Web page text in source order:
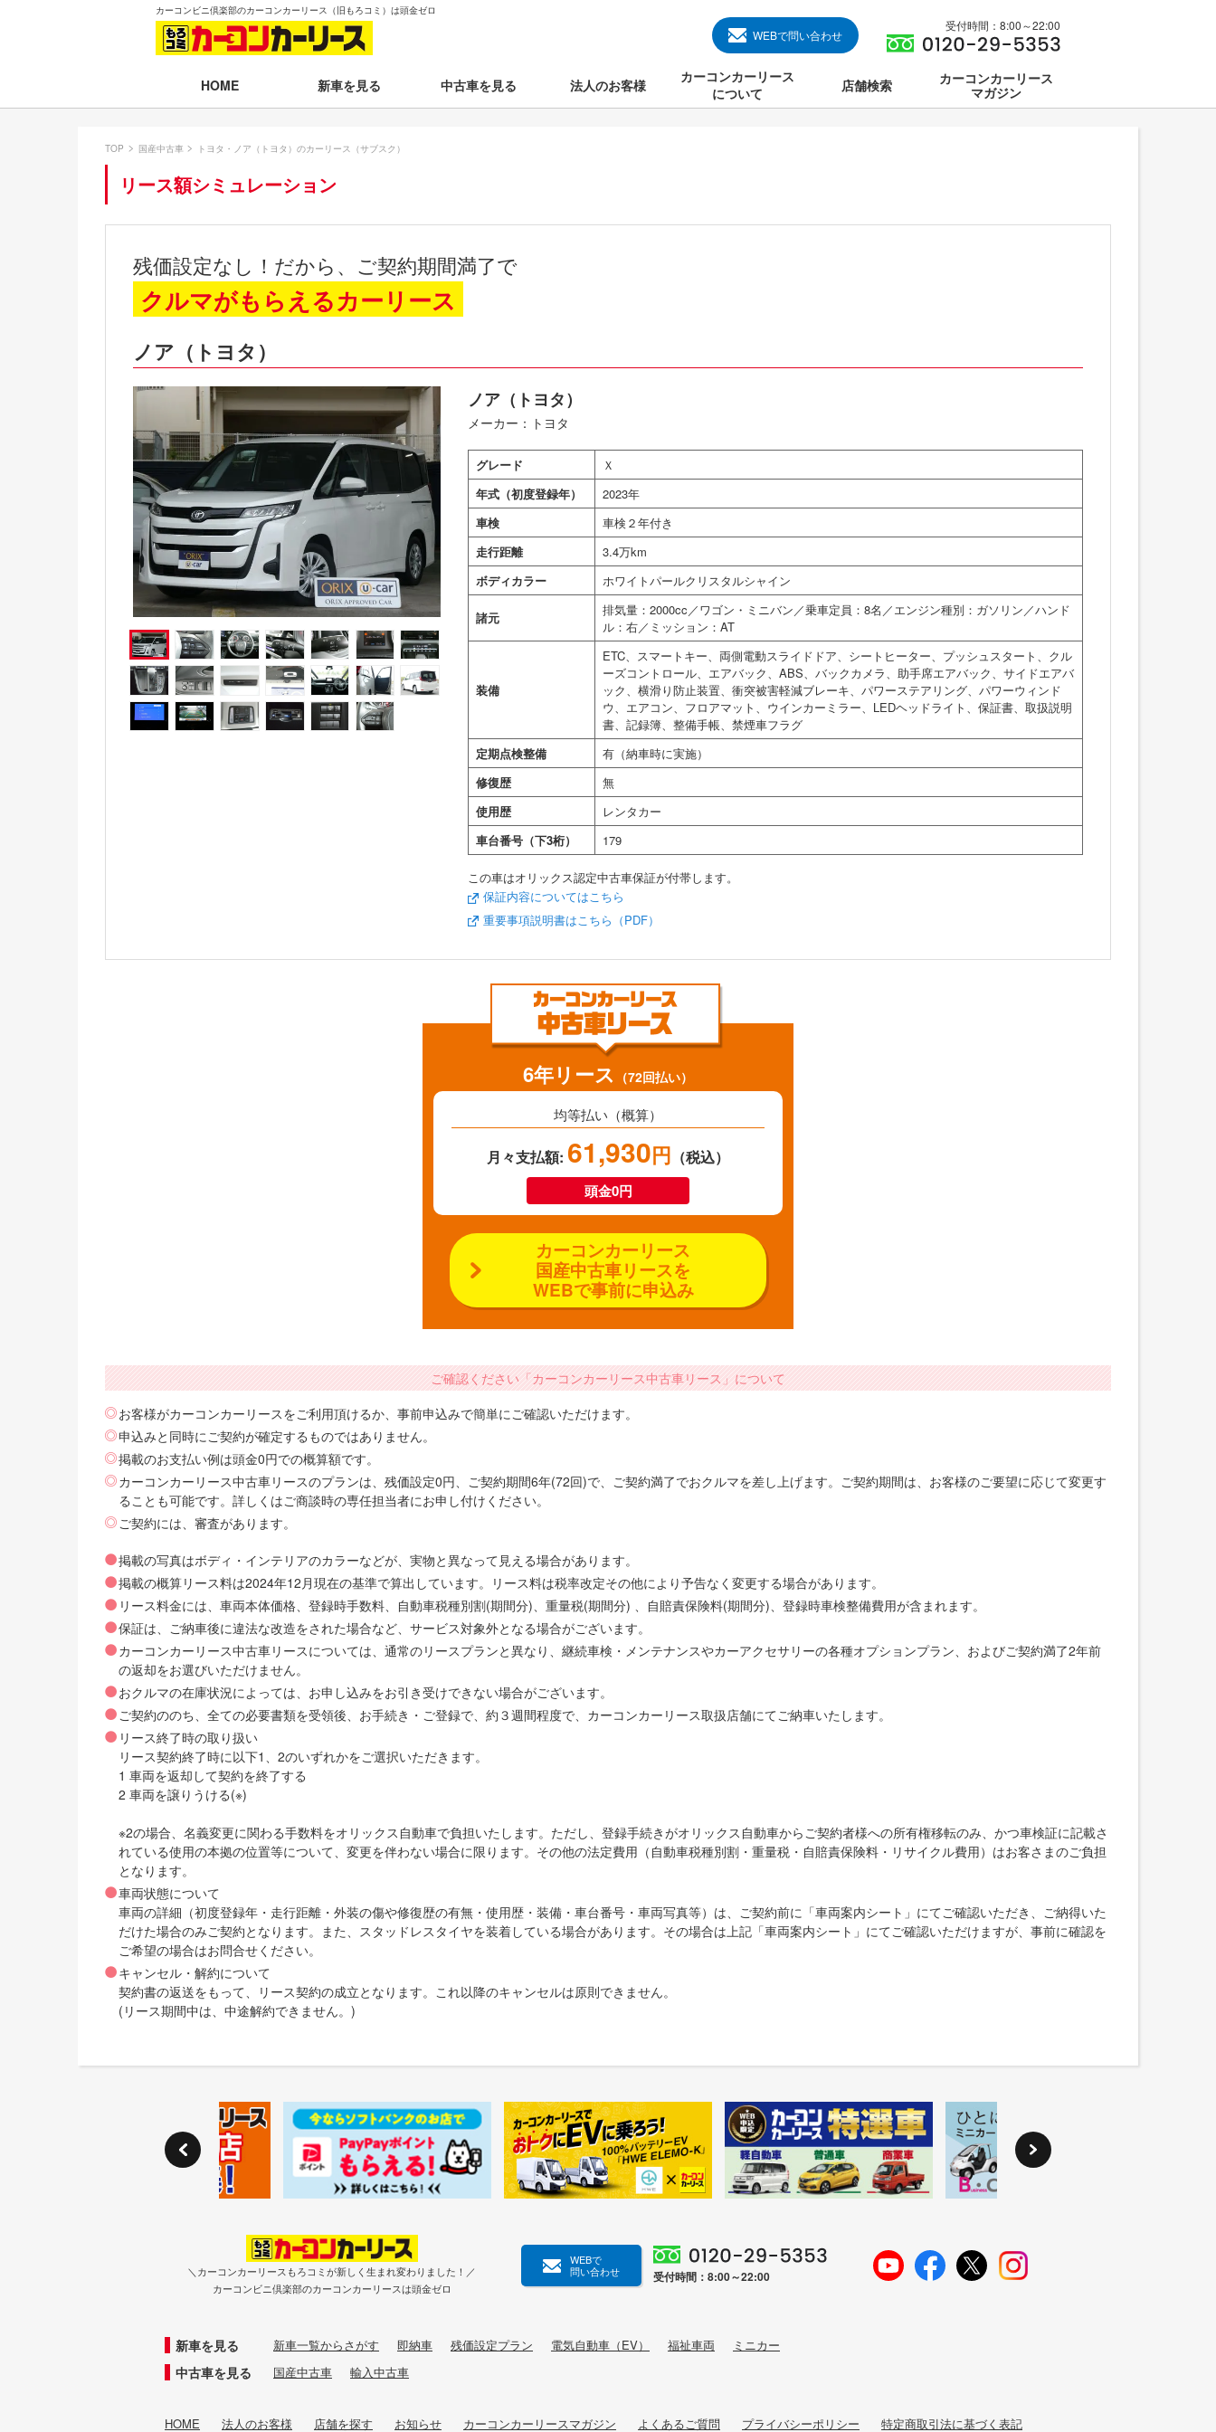
カーコンビニ倶楽部のカーコンカーリース（旧もろコミ）は頭金ゼロ
WEBで問い合わせ
受付時間：8:00～22:00
HOME 新車を見る
月々50,001円以上のクルマを見る
新車一覧から選ぶ
残価設定プラン
電気自動車（EV）
福祉車両
ミニカー
中古車を見る 法人のお客様
カーコンカーリース
について
店舗検索
カーコンカーリース
マガジン
TOP 国産中古車 トヨタ・ノア（トヨタ）のカーリース（サブスク）
リース額シミュレーション
残価設定なし！だから、ご契約期間満了で
クルマがもらえるカーリース
ノア（トヨタ）
ノア（トヨタ）
メーカー：トヨタ
グレード
Ｘ
年式（初度登録年）
2023年
車検
車検２年付き
走行距離
3.4万km
ボディカラー
ホワイトパールクリスタルシャイン
諸元
排気量：2000cc／ワゴン・ミニバン／乗車定員：8名／エンジン種別：ガソリン／ハンド
ル：右／ミッション：AT
装備
ETC、スマートキー、両側電動スライドドア、シートヒーター、プッシュスタート、クル
ーズコントロール、エアバック、ABS、バックカメラ、助手席エアバック、サイドエアバ
ック、横滑り防止装置、衝突被害軽減ブレーキ、パワーステアリング、パワーウィンド
ウ、エアコン、フロアマット、ウインカーミラー、LEDヘッドライト、保証書、取扱説明
書、記録簿、整備手帳、禁煙車フラグ
定期点検整備
有（納車時に実施）
修復歴
無
使用歴
レンタカー
車台番号（下3桁）
179
この車はオリックス認定中古車保証が付帯します。
保証内容についてはこちら
重要事項説明書はこちら（PDF）
6年リース （72回払い）
均等払い（概算）
月々支払額: 61,930円 （税込）
頭金0円
カーコンカーリース
国産中古車リースを
WEBで事前に申込み
ご確認ください「カーコンカーリース中古車リース」について
お客様がカーコンカーリースをご利用頂けるか、事前申込みで簡単にご確認いただけます。
申込みと同時にご契約が確定するものではありません。
掲載のお支払い例は頭金0円での概算額です。
カーコンカーリース中古車リースのプランは、残価設定0円、ご契約期間6年(72回)で、ご契約満了でおクルマを差し上げます。ご契約期間は、お客様のご要望に応じて変更す
ることも可能です。詳しくはご商談時の専任担当者にお申し付けください。
ご契約には、審査があります。
掲載の写真はボディ・インテリアのカラーなどが、実物と異なって見える場合があります。
掲載の概算リース料は2024年12月現在の基準で算出しています。リース料は税率改定その他により予告なく変更する場合があります。
リース料金には、車両本体価格、登録時手数料、自動車税種別割(期間分)、重量税(期間分) 、自賠責保険料(期間分)、登録時車検整備費用が含まれます。
保証は、ご納車後に違法な改造をされた場合など、サービス対象外となる場合がございます。
カーコンカーリース中古車リースについては、通常のリースプランと異なり、継続車検・メンテナンスやカーアクセサリーの各種オプションプラン、およびご契約満了2年前
の返却をお選びいただけません。
おクルマの在庫状況によっては、お申し込みをお引き受けできない場合がございます。
ご契約ののち、全ての必要書類を受領後、お手続き・ご登録で、約３週間程度で、カーコンカーリース取扱店舗にてご納車いたします。
リース終了時の取り扱い
リース契約終了時に以下1、2のいずれかをご選択いただきます。
1 車両を返却して契約を終了する
2 車両を譲りうける(※)
※2の場合、名義変更に関わる手数料をオリックス自動車で負担いたします。ただし、登録手続きがオリックス自動車からご契約者様への所有権移転のみ、かつ車検証に記載さ
れている使用の本拠の位置等について、変更を伴わない場合に限ります。その他の法定費用（自動車税種別割・重量税・自賠責保険料・リサイクル費用）はお客さまのご負担
となります。
車両状態について
車両の詳細（初度登録年・走行距離・外装の傷や修復歴の有無・使用歴・装備・車台番号・車両写真等）は、ご契約前に「車両案内シート」にてご確認いただき、ご納得いた
だけた場合のみご契約となります。また、スタッドレスタイヤを装着している場合があります。その場合は上記「車両案内シート」にてご確認いただけますが、事前に確認を
ご希望の場合はお問合せください。
キャンセル・解約について
契約書の返送をもって、リース契約の成立となります。これ以降のキャンセルは原則できません。
(リース期間中は、中途解約できません。)
＼カーコンカーリースもろコミが新しく生まれ変わりました！／
カーコンビニ倶楽部のカーコンカーリースは頭金ゼロ
WEBで
問い合わせ
受付時間：8:00～22:00
新車を見る 新車一覧からさがす 即納車 残価設定プラン 電気自動車（EV） 福祉車両 ミニカー
中古車を見る 国産中古車 輸入中古車
HOME 法人のお客様 店舗を探す お知らせ カーコンカーリースマガジン よくあるご質問 プライバシーポリシー 特定商取引法に基づく表記